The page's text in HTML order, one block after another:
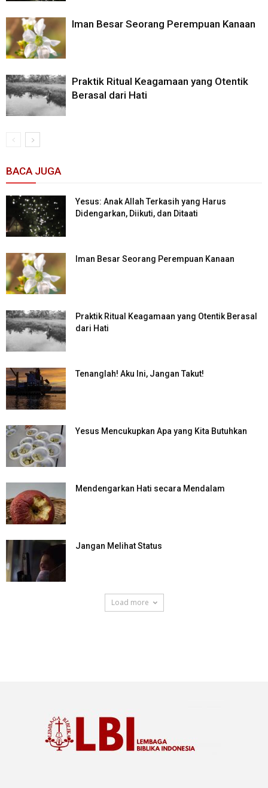
Iman Besar Seorang Perempuan Kanaan
Praktik Ritual Keagamaan yang Otentik
Berasal dari Hati
BACA JUGA
Yesus: Anak Allah Terkasih yang Harus
Didengarkan, Diikuti, dan Ditaati
Iman Besar Seorang Perempuan Kanaan
Praktik Ritual Keagamaan yang Otentik Berasal
dari Hati
Tenanglah! Aku Ini, Jangan Takut!
Yesus Mencukupkan Apa yang Kita Butuhkan
Mendengarkan Hati secara Mendalam
Jangan Melihat Status
Load more